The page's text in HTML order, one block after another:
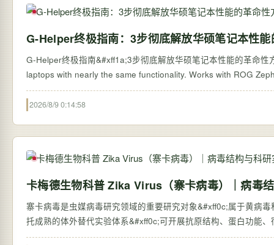
G-Helper终极指南：3步彻底解放华硕笔记本性
G-Helper终极指南&#xff1a;3步彻底解放华硕笔记本性能的革命
laptops with nearly the same functionality. Works with ROG
2026/8/9 0:14:58
卡梅德生物科普 Zika Virus（寨卡病毒）｜病毒
寨卡病毒是虫媒病毒研究领域的重要研究对象&#xff0c;属于黄病
托成熟的体外替代实验体系&#xff0c;可开展抗原结构、蛋白功能